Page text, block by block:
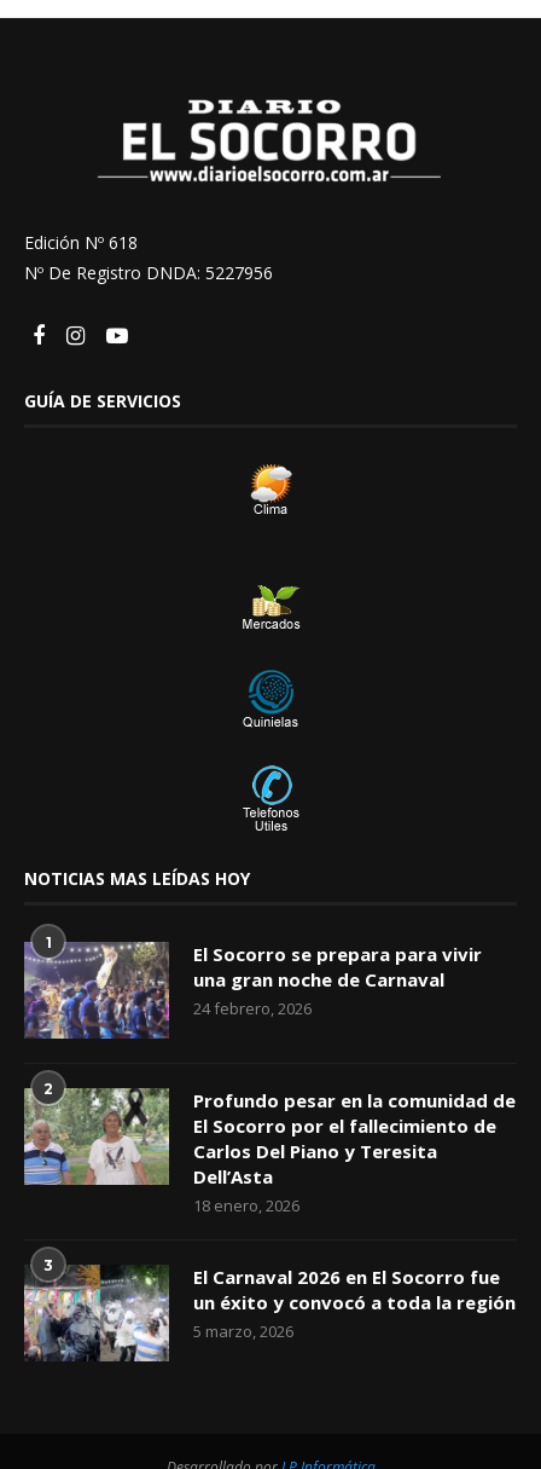
Edición Nº 618
Nº De Registro DNDA: 5227956
GUÍA DE SERVICIOS
NOTICIAS MAS LEÍDAS HOY
1
El Socorro se prepara para vivir
una gran noche de Carnaval
24 febrero, 2026
2
Profundo pesar en la comunidad de
El Socorro por el fallecimiento de
Carlos Del Piano y Teresita
Dell’Asta
18 enero, 2026
3
El Carnaval 2026 en El Socorro fue
un éxito y convocó a toda la región
5 marzo, 2026